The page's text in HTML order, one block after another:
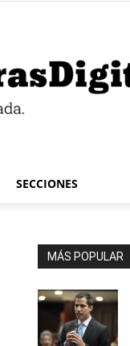
SECCIONES
MÁS POPULAR